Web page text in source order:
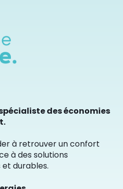
des économies
à retrouver un confort
à des solutions
durables.